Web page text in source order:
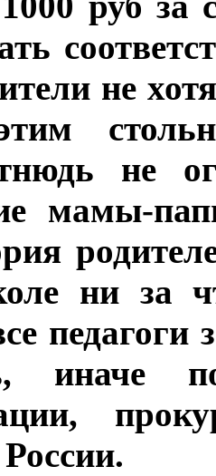
не
не
мамы-
ни за
иначе